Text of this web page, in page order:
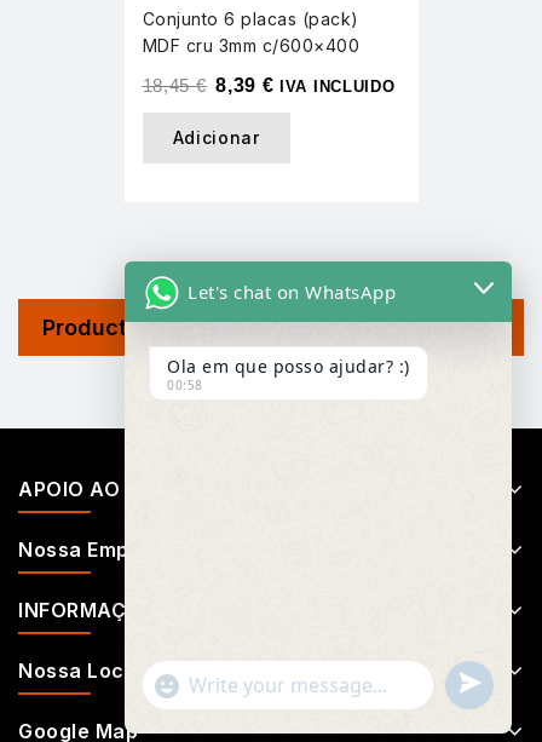
Conjunto 6 placas (pack)
MDF cru 3mm c/600×400
18,45€ 8,39 € IVA INCLUIDO
Adicionar
Product Tags
APOIO AO CLIENTE
Nossa Empresa
INFORMAÇÕES
Nossa Localização
Google Map
Let's chat on WhatsApp
Ola em que posso ajudar? :)
00:58
"+chaty_settings.lang.emoji_picker+"
WhatsApp
Message